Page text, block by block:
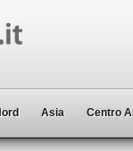
Asia Centro